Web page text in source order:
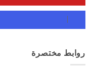
روابط مختصرة